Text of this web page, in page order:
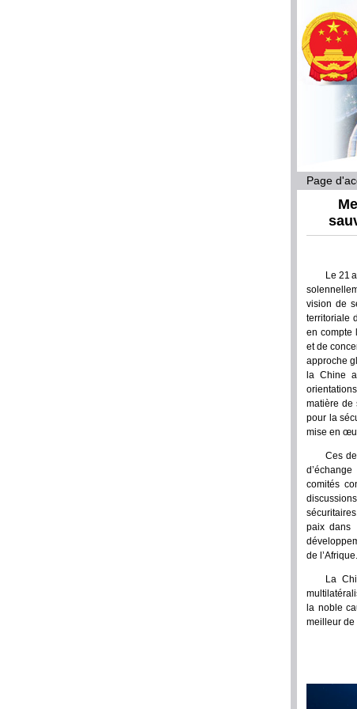
Page
Le 21
vision de
territoriale
en compte
et de
approche
la Chine
matière de
pour la
mise en
Ces
comités
paix dans
de l’Afrique.
La
la noble
meilleur de